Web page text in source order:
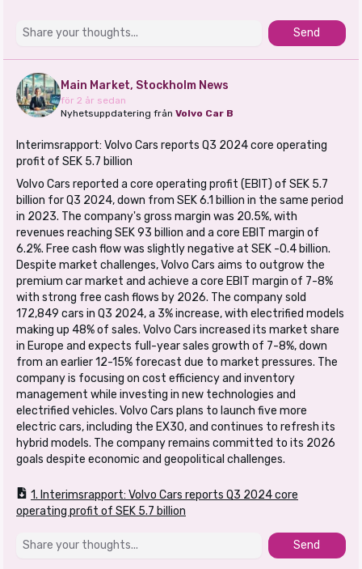
Send
Main Market, Stockholm News
för 2 år sedan
Nyhetsuppdatering från Volvo Car B
Interimsrapport: Volvo Cars reports Q3 2024 core operating
profit of SEK 5.7 billion
Volvo Cars reported a core operating profit (EBIT) of SEK 5.7
billion for Q3 2024, down from SEK 6.1 billion in the same period
in 2023. The company's gross margin was 20.5%, with
revenues reaching SEK 93 billion and a core EBIT margin of
6.2%. Free cash flow was slightly negative at SEK -0.4 billion.
Despite market challenges, Volvo Cars aims to outgrow the
premium car market and achieve a core EBIT margin of 7-8%
with strong free cash flows by 2026. The company sold
172,849 cars in Q3 2024, a 3% increase, with electrified models
making up 48% of sales. Volvo Cars increased its market share
in Europe and expects full-year sales growth of 7-8%, down
from an earlier 12-15% forecast due to market pressures. The
company is focusing on cost efficiency and inventory
management while investing in new technologies and
electrified vehicles. Volvo Cars plans to launch five more
electric cars, including the EX30, and continues to refresh its
hybrid models. The company remains committed to its 2026
goals despite economic and geopolitical challenges.
1. Interimsrapport: Volvo Cars reports Q3 2024 core
operating profit of SEK 5.7 billion
Send